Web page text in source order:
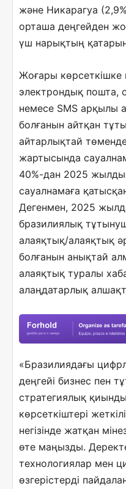
және Никарагуа
орташа деңгейден
үш нарықтың
Жоғары көрсеткішке
электрондық пошта,
немесе SMS арқылы
болғанын айтқан
айтарлықтай
жартысында
40%-дан 2025
сауалнамаға
Дегенмен, 2025
бразилиялық
алаяқтық/алаяқтық
болғанын анықтай
алаяқтық туралы
алаңдатарлық
«Бразилиядағы
деңгейі бизнес пен
стратегиялық
көрсеткіштері
негізінде жатқан
өте маңызды.
технологиялар мен
өзгерістерді